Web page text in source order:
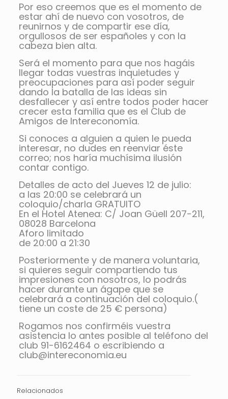
Por eso creemos que es el momento de
estar ahí de nuevo con vosotros, de
reunirnos y de compartir ese día,
orgullosos de ser españoles y con la
cabeza bien alta.
Será el momento para que nos hagáis
llegar todas vuestras inquietudes y
preocupaciones para así poder seguir
dando la batalla de las ideas sin
desfallecer y así entre todos poder hacer
crecer esta familia que es el Club de
Amigos de Intereconomía.
Si conoces a alguien a quien le pueda
interesar, no dudes en reenviar éste
correo; nos haría muchísima ilusión
contar contigo.
Detalles de acto del Jueves 12 de julio:
a las 20:00 se celebrará un
coloquio/charla GRATUITO
En el Hotel Atenea: C/ Joan Güell 207-211,
08028 Barcelona
Aforo limitado
de 20:00 a 21:30
Posteriormente y de manera voluntaria,
si quieres seguir compartiendo tus
impresiones con nosotros, lo podrás
hacer durante un ágape que se
celebrará a continuación del coloquio.(
tiene un coste de 25 € persona)
Rogamos nos confirméis vuestra
asistencia lo antes posible al teléfono del
club 91-6162464 o escribiendo a
club@intereconomia.eu
Relacionados